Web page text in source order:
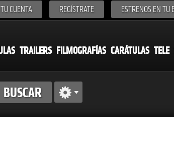
CUENTA REGÍSTRATE ESTRENOS EN TU
TRAILERS FILMOGRAFÍAS CARÁTULAS TELE